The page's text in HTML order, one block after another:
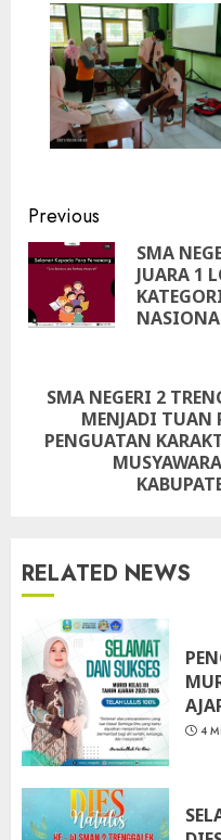
Continue
Reading
Previous
SMA
JUARA 1
Next
SMA NEGERI 2
MENJADI TUAN
PENGUATAN
RELATED NEWS
4